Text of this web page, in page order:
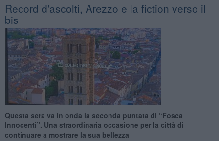
Record d'ascolti, Arezzo e la fiction verso il
bis
Questa sera va in onda la seconda puntata di “Fosca
Innocenti”. Una straordinaria occasione per la città di
continuare a mostrare la sua bellezza